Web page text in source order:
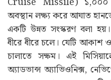
অবস্থান লক্ষ্য করে আঘাত
একটি উন্নত সংস্করণ বলা
ধীরে ধীরে চলে। যেটি
চালাতে সক্ষম। এই
অ্যাডভান্স অ্যাভিওনিক্স,